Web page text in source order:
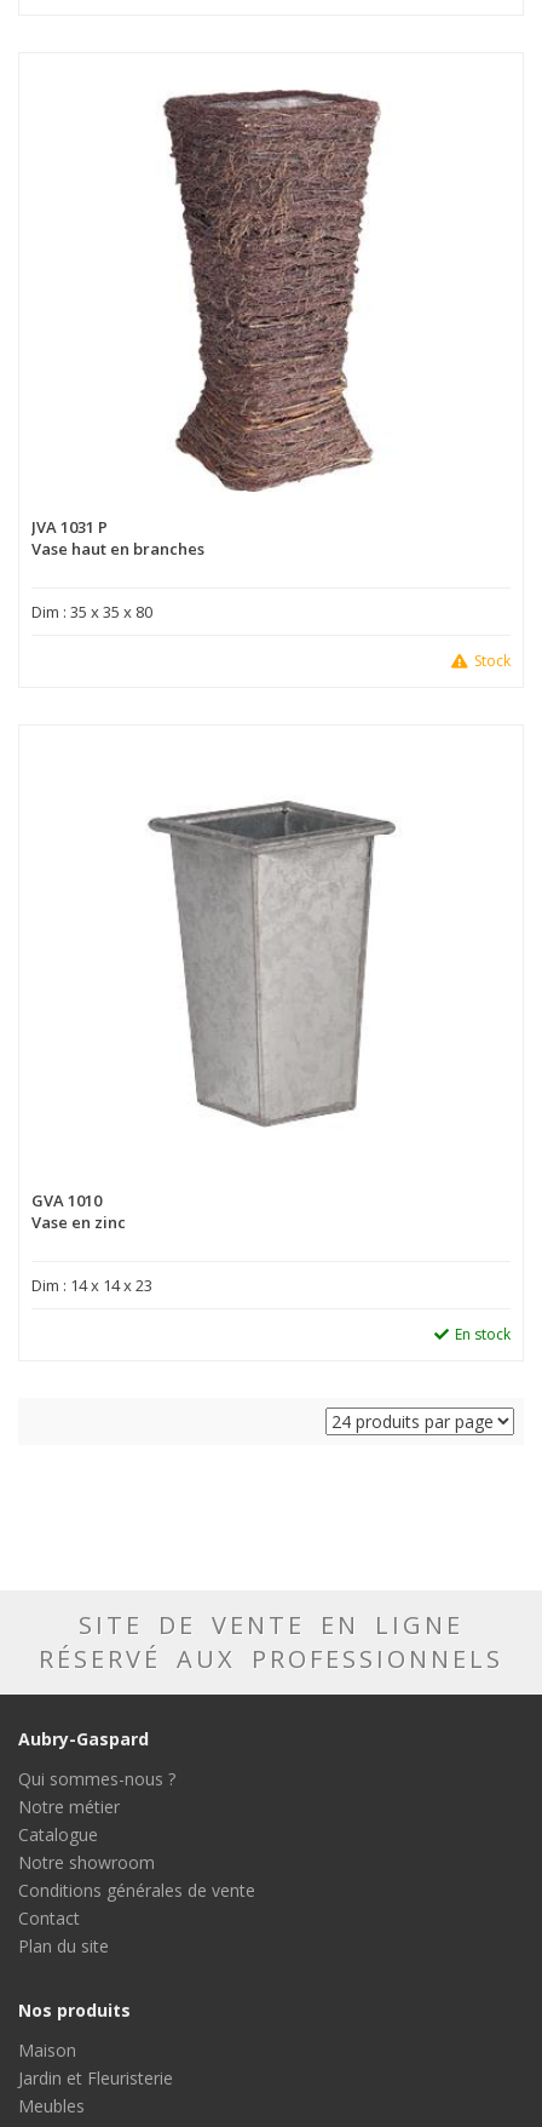
JVA 1031 P
Vase haut en branches
Dim : 35 x 35 x 80
Stock
GVA 1010
Vase en zinc
Dim : 14 x 14 x 23
En stock
SITE DE VENTE EN LIGNE
RÉSERVÉ AUX PROFESSIONNELS
Aubry-Gaspard
Qui sommes-nous ?
Notre métier
Catalogue
Notre showroom
Conditions générales de vente
Contact
Plan du site
Nos produits
Maison
Jardin et Fleuristerie
Meubles